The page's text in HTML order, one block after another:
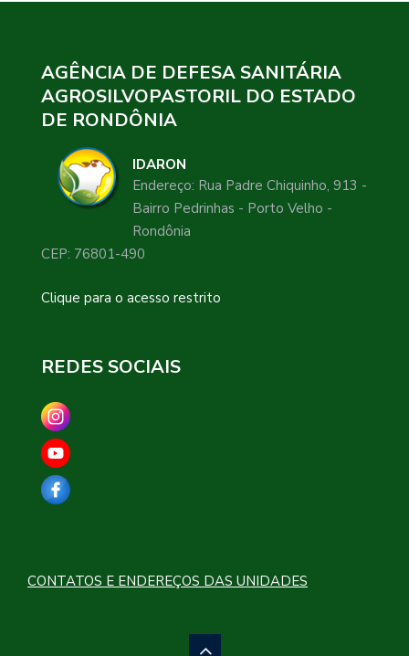
AGÊNCIA DE DEFESA SANITÁRIA
AGROSILVOPASTORIL DO ESTADO
DE RONDÔNIA
IDARON
Endereço: Rua Padre Chiquinho, 913 -
Bairro Pedrinhas - Porto Velho -
Rondônia
CEP: 76801-490
Clique para o acesso restrito
REDES SOCIAIS
CONTATOS E ENDEREÇOS DAS UNIDADES